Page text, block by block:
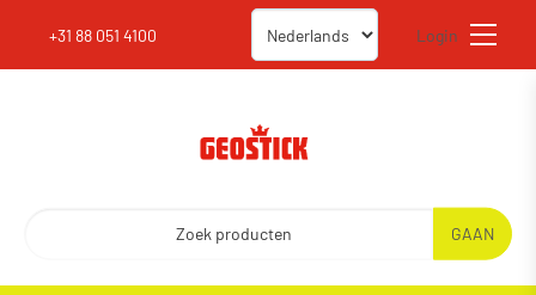
+31 88 051 4100 Login